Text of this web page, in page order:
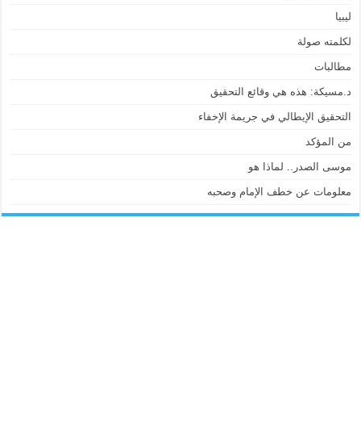
ليبيا
لكلمته صولة
مطالبات
د.مسيكة: هذه هي وقائع التحقيق
التحقيق الإيطالي في جريمة الإخفاء
من المؤكد
موسى الصدر.. لماذا هو
معلومات عن خطف الإمام وصحبه